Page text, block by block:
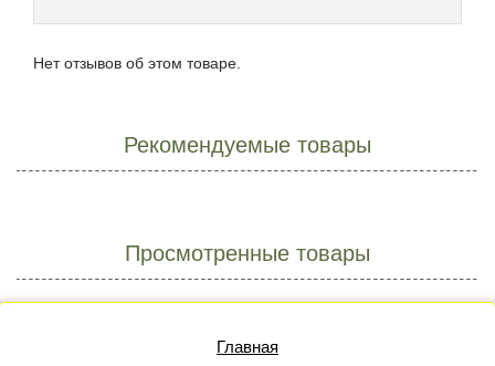
Нет отзывов об этом товаре.
Рекомендуемые товары
Просмотренные товары
Главная